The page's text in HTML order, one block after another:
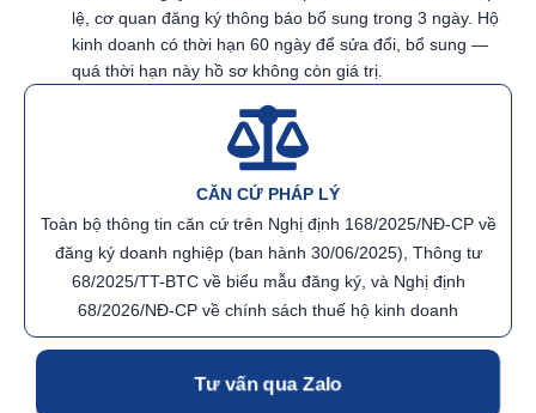
lệ, cơ quan đăng ký thông báo bổ sung trong 3 ngày. Hộ
kinh doanh có thời hạn 60 ngày để sửa đổi, bổ sung —
quá thời hạn này hồ sơ không còn giá trị.
CĂN CỨ PHÁP LÝ
Toàn bộ thông tin căn cứ trên Nghị định 168/2025/NĐ-CP về
đăng ký doanh nghiệp (ban hành 30/06/2025), Thông tư
68/2025/TT-BTC về biểu mẫu đăng ký, và Nghị định
68/2026/NĐ-CP về chính sách thuế hộ kinh doanh
Tư vấn qua Zalo